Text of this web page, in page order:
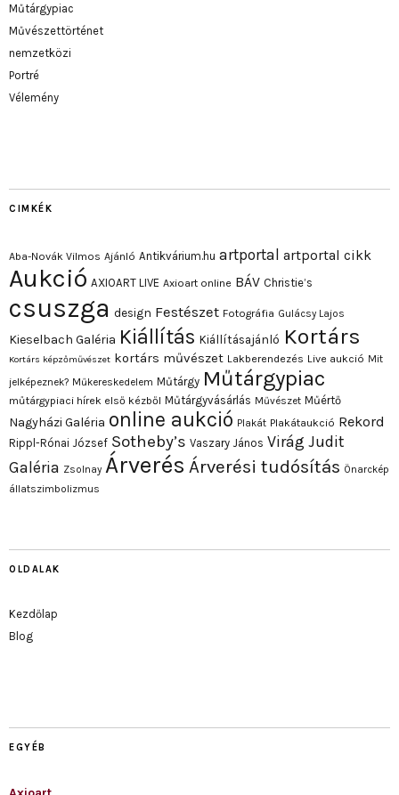
Műtárgypiac
Művészettörténet
nemzetközi
Portré
Vélemény
CIMKÉK
Aba-Novák Vilmos Ajánló Antikvárium.hu artportal artportal cikk
Aukció AXIOART LIVE Axioart online BÁV Christie’s
csuszga design Festészet Fotográfia Gulácsy Lajos
Kieselbach Galéria Kiállítás Kiállításajánló Kortárs
Kortárs képzőművészet kortárs művészet Lakberendezés Live aukció Mit
jelképeznek? Műkereskedelem Műtárgy Műtárgypiac
műtárgypiaci hírek első kézből Műtárgyvásárlás Művészet Műértő
Nagyházi Galéria online aukció Plakát Plakátaukció Rekord
Rippl-Rónai József Sotheby’s Vaszary János Virág Judit
Galéria Zsolnay Árverés Árverési tudósítás Önarckép
állatszimbolizmus
OLDALAK
Kezdőlap
Blog
EGYÉB